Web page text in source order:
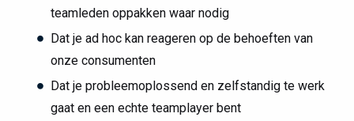
teamleden oppakken waar nodig
Dat je ad hoc kan reageren op de behoeften van
onze consumenten
Dat je probleemoplossend en zelfstandig te werk
gaat en een echte teamplayer bent